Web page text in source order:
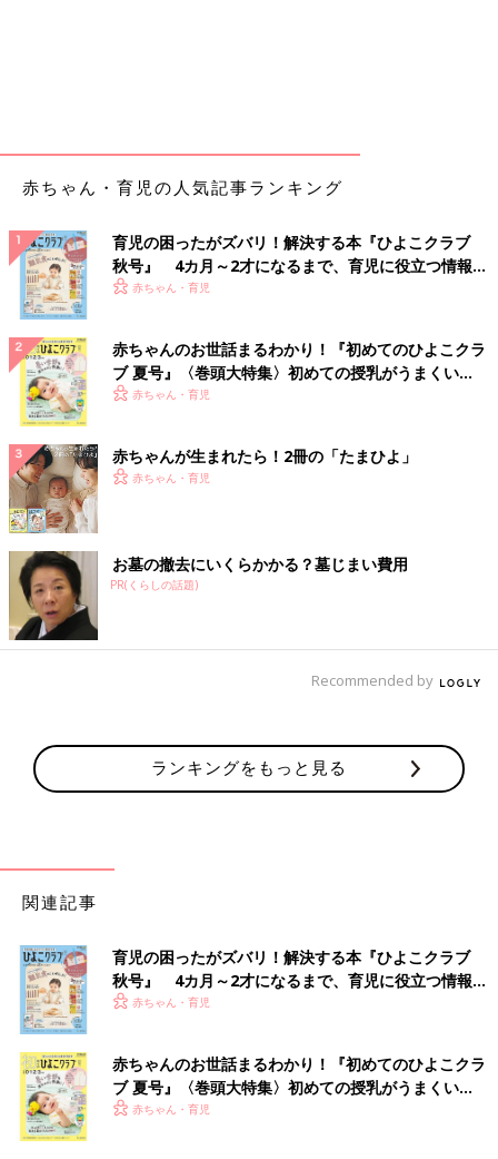
が、日常にたくさん潜んでいるのです。
簡単！ 口臭セルフチェック
では、実際に口臭があるかどうかセルフチェックをしてみましょ
う。
舌の上をガーゼなどで軽く拭い、ガーゼに付いた唾液の匂いを嗅
いでみてください。唾液が臭う場合は、口臭が強い可能性があり
ます。
ただし、日常的に口臭があるかどうかをチェックしたい場合は、
起床時以外に行うとことをおすすめします。唾液は就寝中に減少
するため、起床直後は口の中の細菌が繁殖し、日中よりも口臭が
強くなるためです。
口臭のセルフチェックには、家電量販店やネット通販で販売され
ている「口臭チェッカー」を使う方法もあります。口臭の度合い
が数値として表示されるため、客観的に口臭をチェックしたい人
は購入を検討しましょう。
では、口臭を防ぐために、どのような対策をしたらいいのでしょ
うか。以下に対策方法を3つ紹介します。
口腔ケアをしっかり行う
赤ちゃん・育児の人気記事ランキング
育児の困ったがズバリ！解決する本『ひよこクラブ
秋号』 4カ月～2才になるまで、育児に役立つ情報が
いっぱい！
赤ちゃん・育児
赤ちゃんのお世話まるわかり！『初めてのひよこクラ
ブ 夏号』〈巻頭大特集〉初めての授乳がうまくい
く！ おっぱい・ミルクの基本と夏のトラブル 解決テ
赤ちゃん・育児
赤ちゃんが生まれたら！2冊の「たまひよ」
赤ちゃん・育児
お墓の撤去にいくらかかる？墓じまい費用
PR(くらしの話題)
Recommended by
ランキングをもっと見る
関連記事
育児の困ったがズバリ！解決する本『ひよこクラブ
秋号』 4カ月～2才になるまで、育児に役立つ情報が
いっぱい！
赤ちゃん・育児
赤ちゃんのお世話まるわかり！『初めてのひよこクラ
ブ 夏号』〈巻頭大特集〉初めての授乳がうまくい
く！ おっぱい・ミルクの基本と夏のトラブル 解決テ
赤ちゃん・育児